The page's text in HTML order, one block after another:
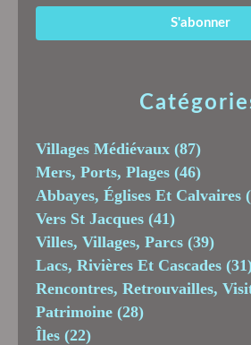
Villages Médiévaux (87)
Mers, Ports, Plages (46)
Abbayes, Églises Et Calvaires
Vers St Jacques (41)
Villes, Villages, Parcs (39)
Lacs, Rivières Et Cascades
Rencontres, Retrouvailles,
Patrimoine (28)
Îles (22)